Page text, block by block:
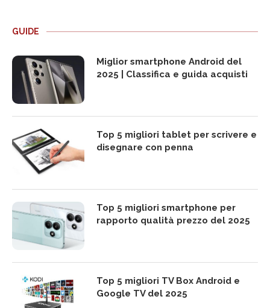
GUIDE
Miglior smartphone Android del
2025 | Classifica e guida acquisti
Top 5 migliori tablet per scrivere e
disegnare con penna
Top 5 migliori smartphone per
rapporto qualità prezzo del 2025
Top 5 migliori TV Box Android e
Google TV del 2025